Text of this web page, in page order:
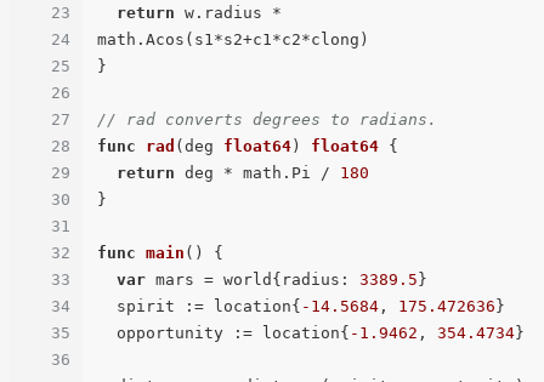
23
24
25
26
27
28
29
30
31
32
33
34
35
36
return w.radius *
math.Acos(s1*s2+c1*c2*clong)
}
// rad converts degrees to radians.
func
rad (deg float64 ) float64 {
return deg * math.Pi / 180
}
func main ()
{
var mars = world{radius: 3389.5 }
  spirit := location{
-14.5684 , 175.472636 }
  opportunity := location{
-1.9462 , 354.4734 }